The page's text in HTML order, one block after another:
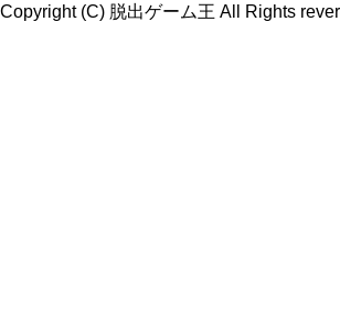
Copyright (C) 脱出ゲーム王 All Rights